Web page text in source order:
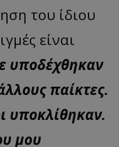
του ίδιου
είναι
υποδέχθηκαν
παίκτες.
υποκλίθηκαν.
μου